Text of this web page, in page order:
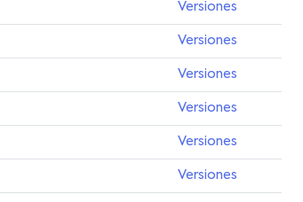
Versiones
Versiones
Versiones
Versiones
Versiones
Versiones